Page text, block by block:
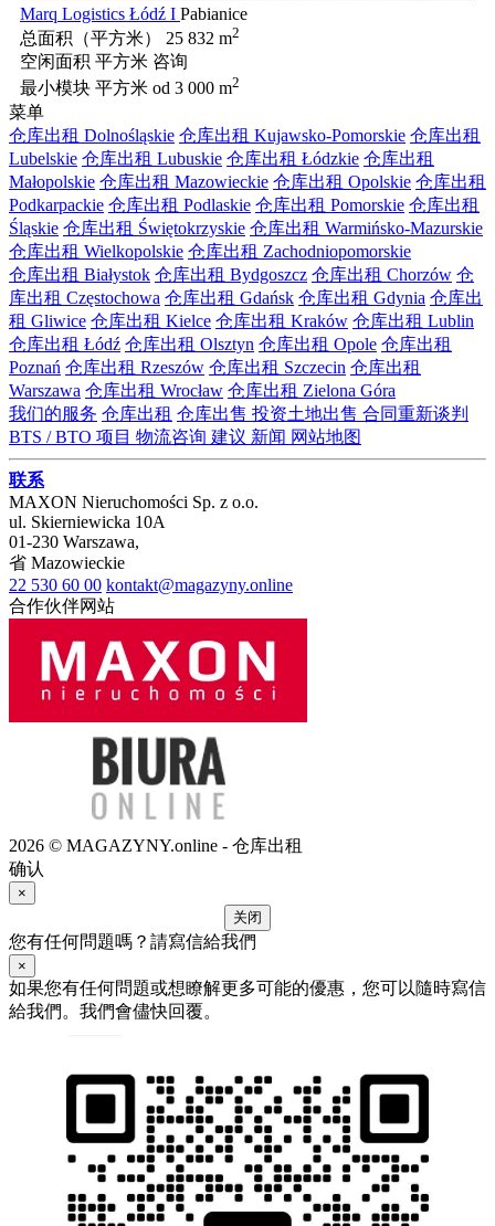
Marq Logistics Łódź I Pabianice
总面积（平方米）
25 832 m2
空闲面积 平方米 咨询
最小模块 平方米 od 3 000 m2
菜单
仓库出租 Dolnośląskie 仓库出租 Kujawsko-Pomorskie 仓库出租
Lubelskie 仓库出租 Lubuskie 仓库出租 Łódzkie 仓库出租
Małopolskie 仓库出租 Mazowieckie 仓库出租 Opolskie 仓库出租
Podkarpackie 仓库出租 Podlaskie 仓库出租 Pomorskie 仓库出租
Śląskie 仓库出租 Świętokrzyskie 仓库出租 Warmińsko-Mazurskie
仓库出租 Wielkopolskie 仓库出租 Zachodniopomorskie
仓库出租 Białystok 仓库出租 Bydgoszcz 仓库出租 Chorzów 仓
库出租 Częstochowa 仓库出租 Gdańsk 仓库出租 Gdynia 仓库出
租 Gliwice 仓库出租 Kielce 仓库出租 Kraków 仓库出租 Lublin
仓库出租 Łódź 仓库出租 Olsztyn 仓库出租 Opole 仓库出租
Poznań 仓库出租 Rzeszów 仓库出租 Szczecin 仓库出租
Warszawa 仓库出租 Wrocław 仓库出租 Zielona Góra
我们的服务 仓库出租 仓库出售 投资土地出售 合同重新谈判
BTS / BTO 项目 物流咨询 建议 新闻 网站地图
联系
MAXON Nieruchomości Sp. z o.o.
ul. Skierniewicka 10A
01-230 Warszawa,
省 Mazowieckie
22 530 60 00 kontakt@magazyny.online
合作伙伴网站
2026 © MAGAZYNY.online - 仓库出租
确认
×
关闭
您有任何問題嗎？請寫信給我們
×
如果您有任何問題或想瞭解更多可能的優惠，您可以隨時寫信
給我們。我們會儘快回覆。